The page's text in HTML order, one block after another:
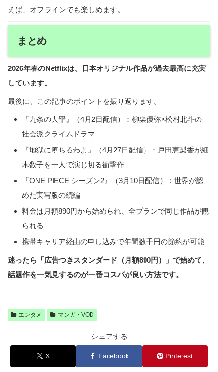
えば、オフラインでも楽しめます。
まとめ
2026年春のNetflixは、日本オリジナル作品が過去最高に充実
しています。
最後に、この記事のポイントを振り返ります。
『九条の大罪』（4月2日配信）：柳楽優弥×松村北斗の
社会派クライムドラマ
『地獄に堕ちるわよ』（4月27日配信）：戸田恵梨香が細
木数子を一人で演じ切る衝撃作
『ONE PIECE シーズン2』（3月10日配信）：世界が認
めた実写版の続編
料金は月額890円から始められ、全プランで同じ作品が観
られる
携帯キャリア経由の申し込みで年間数千円の節約が可能
迷ったら「広告つきスタンダード（月額890円）」で始めて、
話題作を一気見するのが一番コスパが良い方法です。
エンタメ マンガ・VOD
シェアする
X Facebook Pinterest